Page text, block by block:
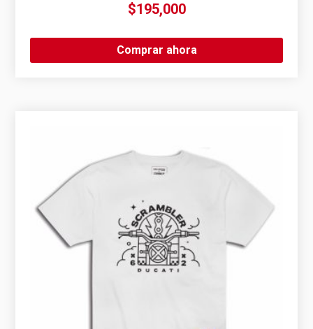
$195,000
Comprar ahora